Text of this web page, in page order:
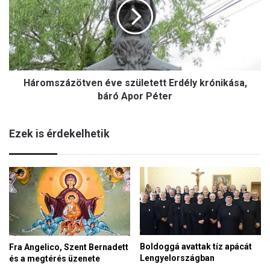
ó
k
,
e
u
i
v
a
l
ó
s
g
o
m
s
z
á
z
n
e
s
ü
l
e
t
e
Háromszázötven éve született Erdély krónikása,
báró Apor Péter
Ezek is érdekelhetik
Fra Angelico, Szent Bernadett
és a megtérés üzenete
Boldoggá avattak tíz apácát
Lengyelországban